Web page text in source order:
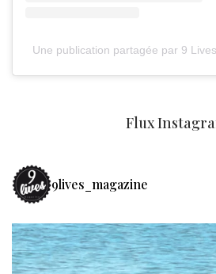
Une publication partagée par 9
Flux
9lives_magazine